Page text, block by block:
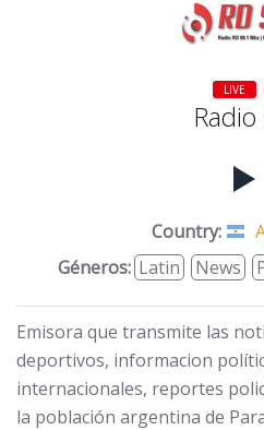
LIVE
Radio
Country:
Géneros: Latin News
Emisora que transmite las
deportivos, informacion
internacionales, reportes
la población argentina de